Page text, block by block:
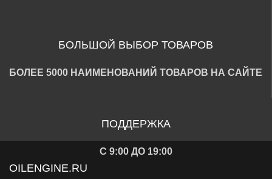
БОЛЬШОЙ ВЫБОР ТОВАРОВ
БОЛЕЕ 5000 НАИМЕНОВАНИЙ ТОВАРОВ НА САЙТЕ
ПОДДЕРЖКА
С 9:00 ДО 19:00
OILENGINE.RU